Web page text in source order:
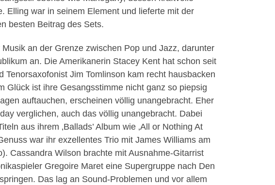
Elling war in seinem Element und lieferte mit der
besten Beitrag des Sets.
an der Grenze zwischen Pop und Jazz, darunter
an. Die Amerikanerin Stacey Kent hat schon seit
Jim Tomlinson kam recht hausbacken
Glück ist ihre Gesangsstimme nicht ganz so piepsig
auftauchen, erscheinen völlig unangebracht. Eher
verglichen, auch das völlig unangebracht. Dabei
aus ihrem ‚Ballads’ Album wie ‚All or Nothing At
war ihr exzellentes Trio mit James Williams am
Cassandra Wilson brachte mit Ausnahme-Gitarrist
Gregoire Maret eine Supergruppe nach Den
Das lag an Sound-Problemen und vor allem